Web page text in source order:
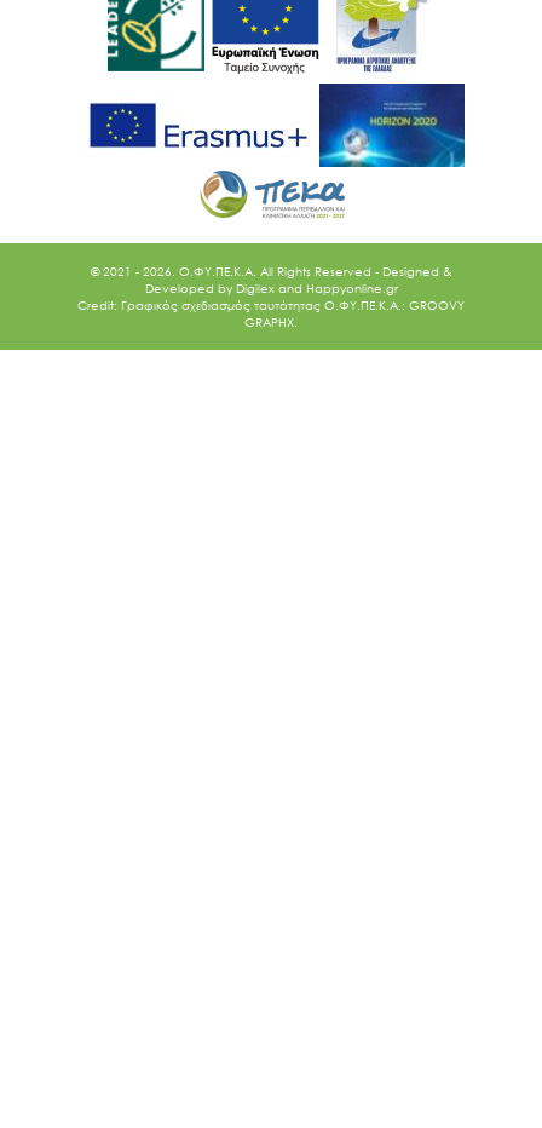
© 2021 - 2026. O.ΦΥ.ΠΕ.Κ.Α. All Rights Reserved - Designed &
Developed by Digilex and Happyonline.gr
Credit: Γραφικός σχεδιασμός ταυτότητας Ο.ΦΥ.ΠΕ.Κ.Α.: GROOVY
GRAPHX.